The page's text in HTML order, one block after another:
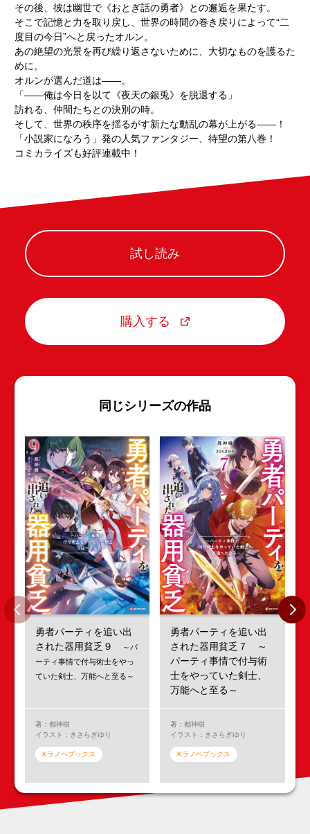
その後、彼は幽世で《おとぎ話の勇者》との邂逅を果たす。
そこで記憶と力を取り戻し、世界の時間の巻き戻りによって“二
度目の今日”へと戻ったオルン。
あの絶望の光景を再び繰り返さないために、大切なものを護るた
めに。
オルンが選んだ道は――。
「――俺は今日を以て《夜天の銀兎》を脱退する」
訪れる、仲間たちとの決別の時。
そして、世界の秩序を揺るがす新たな動乱の幕が上がる――！
「小説家になろう」発の人気ファンタジー、待望の第八巻！
コミカライズも好評連載中！
試し読み
購入する
同じシリーズの作品
勇者パーティを追い出
された器用貧乏９
～パ
ーティ事情で付与術士をやっ
ていた剣士、万能へと至る～
著：都神樹
イラスト：きさらぎゆり
Kラノベブックス
勇者パーティを追い出
された器用貧乏７ ～
パーティ事情で付与術
士をやっていた剣士、
万能へと至る～
著：都神樹
イラスト：きさらぎゆり
Kラノベブックス